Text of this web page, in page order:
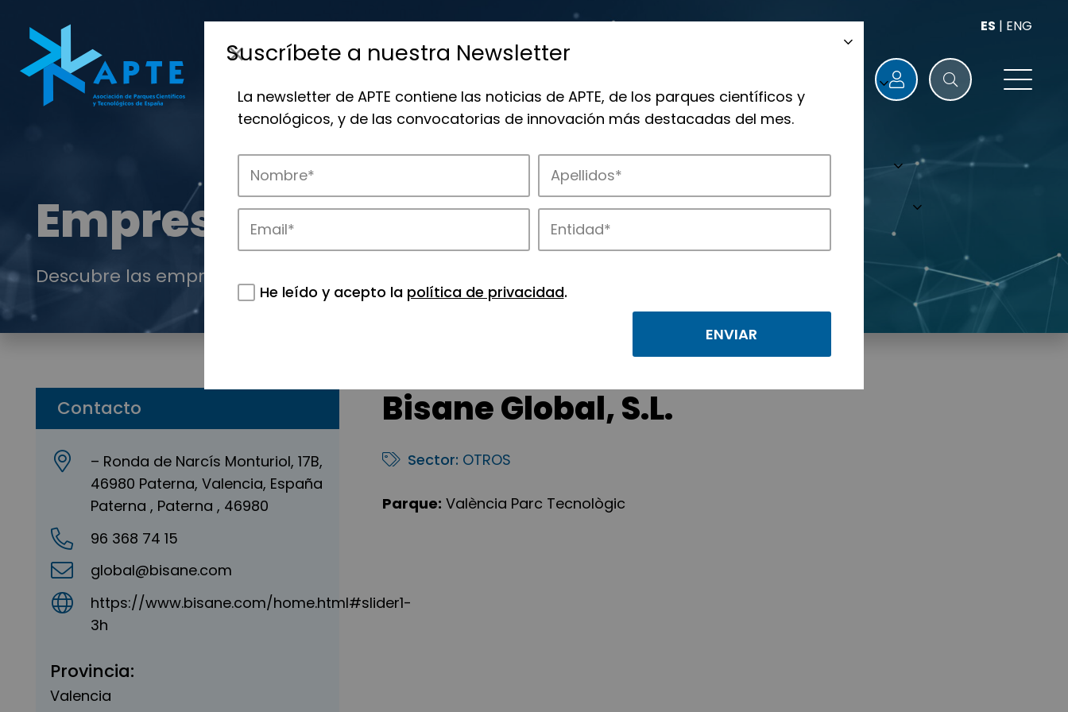
ES | ENG
Empresas
Descubre las empresas que impulsan la innovación en los parques de APTE.
Contacto
– Ronda de Narcís Monturiol, 17B,
46980 Paterna, Valencia, España
Paterna , Paterna , 46980
96 368 74 15
global@bisane.com
https://www.bisane.com/home.html#slider1-
3h
Provincia:
Valencia
Bisane Global, S.L.
Sector: OTROS
Parque: València Parc Tecnològic
Suscríbete a nuestra Newsletter
La newsletter de APTE contiene las noticias de APTE, de los parques científicos y
tecnológicos, y de las convocatorias de innovación más destacadas del mes.
He leído y acepto la política de privacidad.